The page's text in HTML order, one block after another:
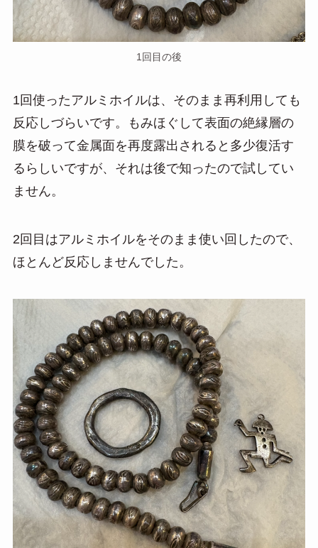
1回目の後
1回使ったアルミホイルは、そのまま再利用しても
反応しづらいです。もみほぐして表面の絶縁層の
膜を破って金属面を再度露出されると多少復活す
るらしいですが、それは後で知ったので試してい
ません。
2回目はアルミホイルをそのまま使い回したので、
ほとんど反応しませんでした。